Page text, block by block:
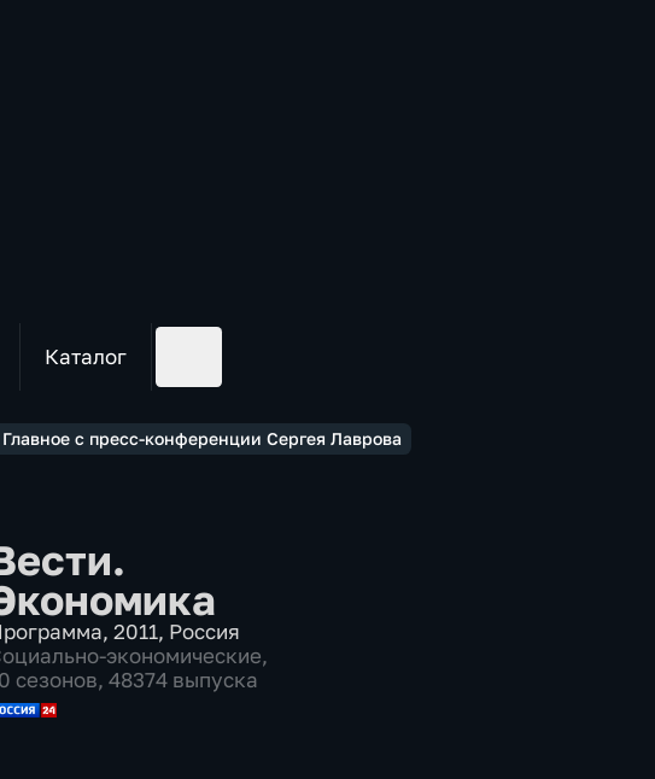
Каталог
с пресс-конференции Сергея Лаврова
, 2011, Россия
экономические,
сезонов, 48374 выпуска